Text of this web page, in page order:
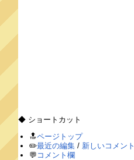
◆ ショートカット
🔝ページトップ
✏️最近の編集 / 新しいコメント
💬 コメント欄